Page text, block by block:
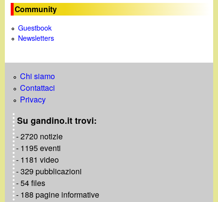
Community
Guestbook
Newsletters
Chi siamo
Contattaci
Privacy
Su gandino.it trovi:
- 2720 notizie
- 1195 eventi
- 1181 video
- 329 pubblicazioni
- 54 files
- 188 pagine informative